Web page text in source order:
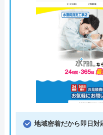
地域密着だから即日対